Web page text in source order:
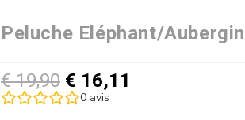
Peluche Eléphant/
€19,90 € 16,11
0avis